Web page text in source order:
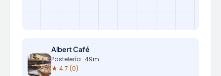
Albert Café
Pastelería · 49m
★ 4.7 (0)